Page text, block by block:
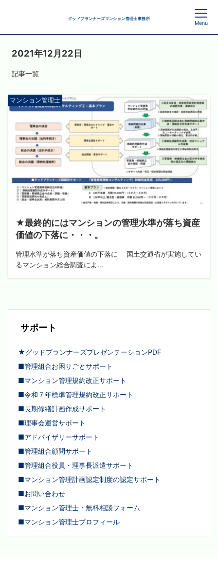
グッドプランナーズマンション管理士事務所
Menu
2021年12月22日
記事一覧
マンション管理士
★最終的にはマンションの管理水準が落ち資産
価値の下落に・・・。
管理水準が落ち資産価値の下落に 国土交通省が実施してい
るマンション総合調査によ...
サポート
★グッドプランナーズプレゼンテーションPDF
■管理組合お困りごとサポート
■マンション管理規約改正サポート
■令和７年標準管理規約改正サポート
■長期修繕計画作成サポート
■理事会運営サポート
■アドバイザリーサポート
■管理組合顧問サポート
■管理組合役員・理事長派遣サポート
■マンション管理計画認定制度の認定サポート
■お問い合わせ
■マンション管理士・無料相談フォーム
■マンション管理士プロフィール